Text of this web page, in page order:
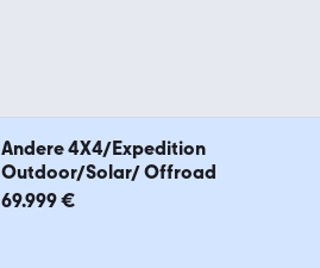
Andere 4X4/Expedition
Outdoor/Solar/ Offroad
69.999 €